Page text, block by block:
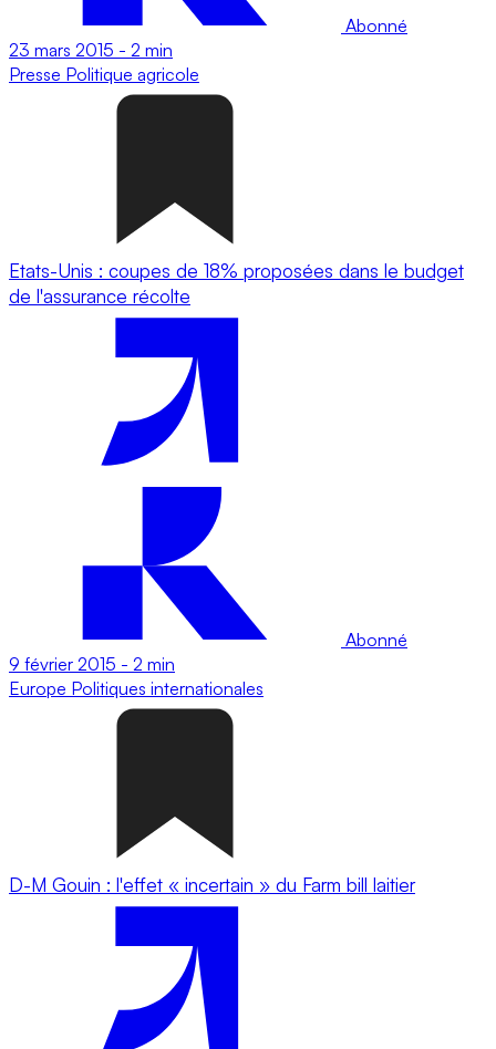
Abonné
23 mars 2015 - 2 min
Presse Politique agricole
Etats-Unis : coupes de 18% proposées dans le budget
de l'assurance récolte
Abonné
9 février 2015 - 2 min
Europe Politiques internationales
D-M Gouin : l'effet « incertain » du Farm bill laitier